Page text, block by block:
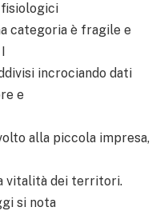
fisiologici
categoria è fragile e
incrociando dati
e
alla piccola impresa,
vitalità dei territori.
si nota